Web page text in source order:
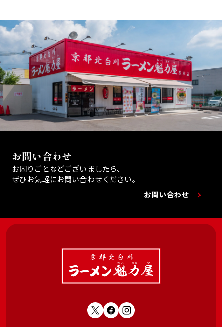
お問い合わせ
お困りごとなどございましたら、
ぜひお気軽にお問い合わせください。
お問い合わせ